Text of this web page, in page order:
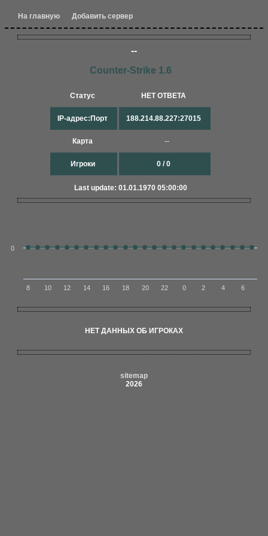
На главную Добавить сервер
--
Counter-Strike 1.6
Статус
IP-адрес:Порт
Карта
Игроки
НЕТ ОТВЕТА
188.214.88.227:27015
--
0 / 0
Last update: 01.01.1970 05:00:00
8 10 12 14 16 18 20 22 0 2 4 6
0
НЕТ ДАННЫХ ОБ ИГРОКАХ
sitemap
2026